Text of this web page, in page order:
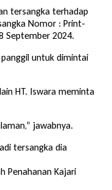
tersangka terhadap
Nomor : Print-
September 2024.
untuk dimintai
HT. Iswara meminta
jawabnya.
tersangka dia
Penahanan Kajari